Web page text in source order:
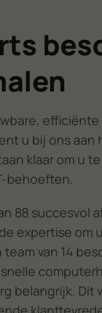
u bij ons aan
klaar om u
behoeften.
88 succesvol
expertise om
team van 14
belangrijk.